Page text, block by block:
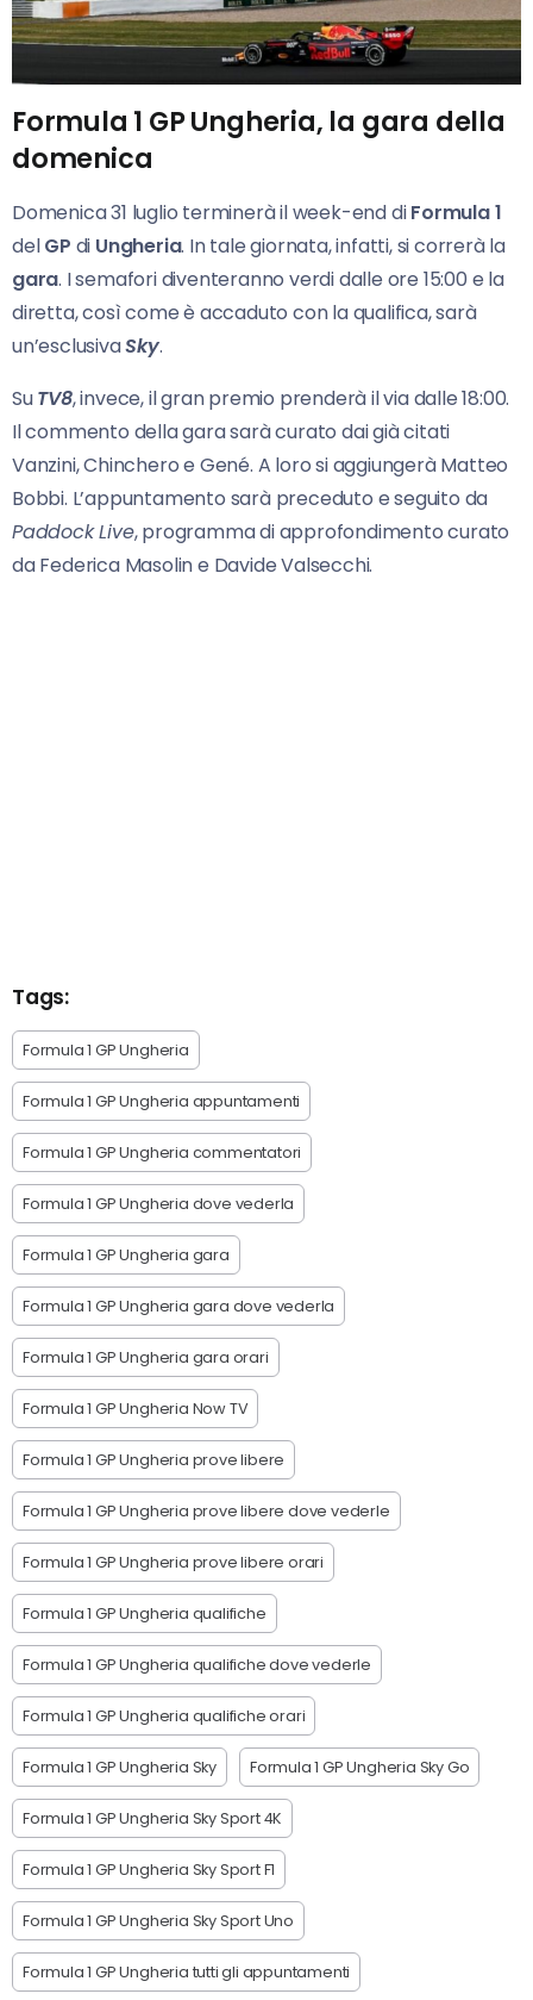
Formula 1 GP Ungheria, la gara della
domenica
Domenica 31 luglio terminerà il week-end diFormula 1
delGP di Ungheria. In tale giornata, infatti, si correrà la
gara. I semafori diventeranno verdi dalle ore 15:00 e la
diretta, così come è accaduto con la qualifica, sarà
un’esclusivaSky.
SuTV8, invece, il gran premio prenderà il via dalle 18:00.
Il commento della gara sarà curato dai già citati
Vanzini, Chinchero e Gené. A loro si aggiungerà Matteo
Bobbi. L’appuntamento sarà preceduto e seguito da
Paddock Live, programma di approfondimento curato
da Federica Masolin e Davide Valsecchi.
Tags:
Formula 1 GP Ungheria
Formula 1 GP Ungheria appuntamenti
Formula 1 GP Ungheria commentatori
Formula 1 GP Ungheria dove vederla
Formula 1 GP Ungheria gara
Formula 1 GP Ungheria gara dove vederla
Formula 1 GP Ungheria gara orari
Formula 1 GP Ungheria Now TV
Formula 1 GP Ungheria prove libere
Formula 1 GP Ungheria prove libere dove vederle
Formula 1 GP Ungheria prove libere orari
Formula 1 GP Ungheria qualifiche
Formula 1 GP Ungheria qualifiche dove vederle
Formula 1 GP Ungheria qualifiche orari
Formula 1 GP Ungheria Sky Formula 1 GP Ungheria Sky Go
Formula 1 GP Ungheria Sky Sport 4K
Formula 1 GP Ungheria Sky Sport F1
Formula 1 GP Ungheria Sky Sport Uno
Formula 1 GP Ungheria tutti gli appuntamenti